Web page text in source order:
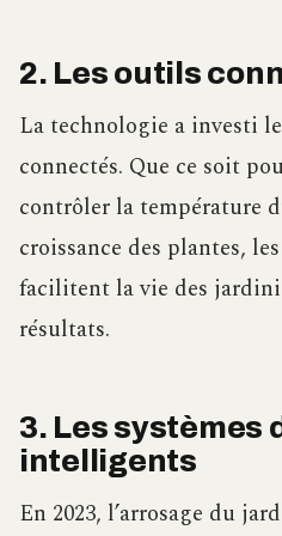
2. Les outils
La technologie a investi
connectés. Que ce soit
contrôler la température
croissance des plantes,
facilitent la vie des
résultats.
3. Les systèmes
intelligents
En 2023, l’arrosage du